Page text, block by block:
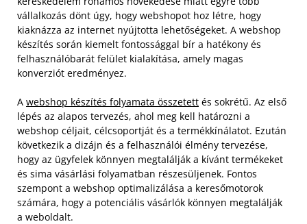
vállalkozás dönt úgy, hogy webshopot hoz létre, hogy
kiaknázza az internet nyújtotta lehetőségeket. A webshop
készítés során kiemelt fontossággal bír a hatékony és
felhasználóbarát felület kialakítása, amely magas
konverziót eredményez.
A webshop készítés folyamata összetett és sokrétű. Az első
lépés az alapos tervezés, ahol meg kell határozni a
webshop céljait, célcsoportját és a termékkínálatot. Ezután
következik a dizájn és a felhasználói élmény tervezése,
hogy az ügyfelek könnyen megtalálják a kívánt termékeket
és sima vásárlási folyamatban részesüljenek. Fontos
szempont a webshop optimalizálása a keresőmotorok
számára, hogy a potenciális vásárlók könnyen megtalálják
a weboldalt.